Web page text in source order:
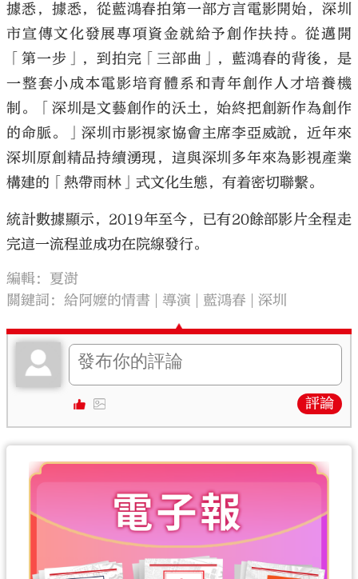
據悉，據悉，從藍鴻春拍第一部方言電影開始，深圳
市宣傳文化發展專項資金就給予創作扶持。從邁開
「第一步」，到拍完「三部曲」，藍鴻春的背後，是
一整套小成本電影培育體系和青年創作人才培養機
制。「深圳是文藝創作的沃土，始終把創新作為創作
的命脈。」深圳市影視家協會主席李亞威說，近年來
深圳原創精品持續湧現，這與深圳多年來為影視產業
構建的「熱帶雨林」式文化生態，有着密切聯繫。
統計數據顯示，2019年至今，已有20餘部影片全程走
完這一流程並成功在院線發行。
編輯：夏澍
關鍵詞： 給阿嬤的情書 導演 藍鴻春 深圳
評論